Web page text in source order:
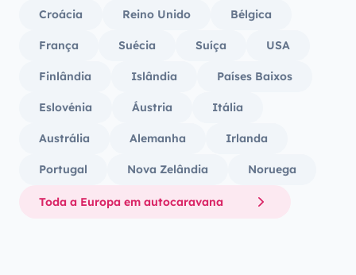
Croácia Reino Unido Bélgica
França Suécia Suíça USA
Finlândia Islândia Países Baixos
Eslovénia Áustria Itália
Austrália Alemanha Irlanda
Portugal Nova Zelândia Noruega
Toda a Europa em autocaravana